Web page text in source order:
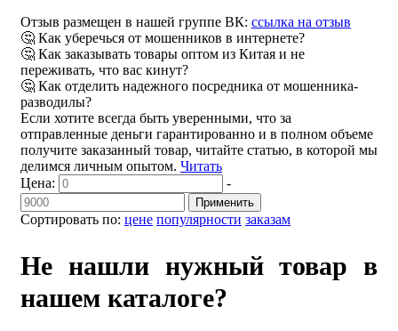
Отзыв размещен в нашей группе ВК: ссылка на отзыв
🤔 Как уберечься от мошенников в интернете?
🤔 Как заказывать товары оптом из Китая и не
переживать, что вас кинут?
🤔 Как отделить надежного посредника от мошенника-
разводилы?
Если хотите всегда быть уверенными, что за
отправленные деньги гарантированно и в полном объеме
получите заказанный товар, читайте статью, в которой мы
делимся личным опытом. Читать
Сортировать по: цене популярности заказам
Цена: -
Применить
Не нашли нужный товар в
нашем каталоге?